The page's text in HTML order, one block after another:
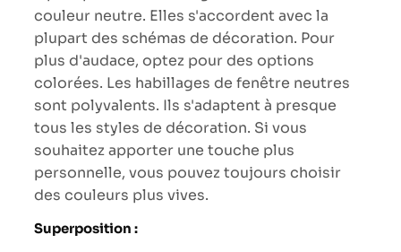
couleur neutre. Elles s'accordent avec la
plupart des schémas de décoration. Pour
plus d'audace, optez pour des options
colorées. Les habillages de fenêtre neutres
sont polyvalents. Ils s'adaptent à presque
tous les styles de décoration. Si vous
souhaitez apporter une touche plus
personnelle, vous pouvez toujours choisir
des couleurs plus vives.
Superposition :